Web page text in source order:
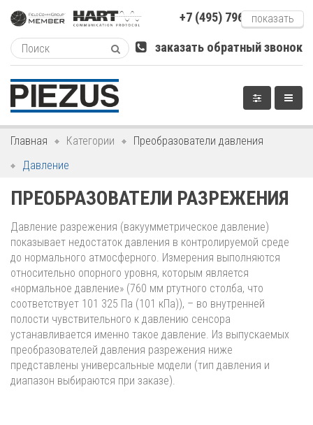
показать
+7 (495) 796-xxxxx
заказать обратный звонок
Главная Категории
Преобразователи давления
Давление
ПРЕОБРАЗОВАТЕЛИ РАЗРЕЖЕНИЯ
Давление разрежения (вакуумметрическое давление)
показывает недостаток давления в контролируемой среде
до нормального атмосферного. Измерения выполняются
относительно опорного уровня, которым является
«нормальное давление» (760 мм ртутного столба, что
соответствует 101 325 Па (101 кПа)), – во внутренней
полости чувствительного к давлению сенсора
устанавливается именно такое давление. Из выпускаемых
преобразователей давления разрежения ниже
представлены универсальные модели (тип давления и
диапазон выбираются при заказе).